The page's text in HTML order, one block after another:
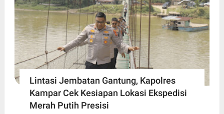
Lintasi Jembatan Gantung, Kapolres
Kampar Cek Kesiapan Lokasi Ekspedisi
Merah Putih Presisi